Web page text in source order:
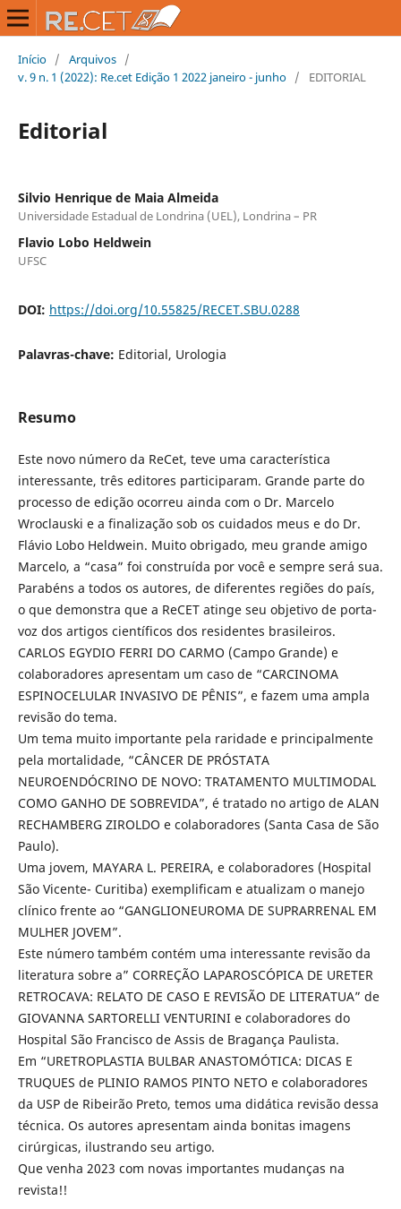
Início / Arquivos /
v. 9 n. 1 (2022): Re.cet Edição 1 2022 janeiro - junho / EDITORIAL
Editorial
Silvio Henrique de Maia Almeida
Universidade Estadual de Londrina (UEL), Londrina – PR
Flavio Lobo Heldwein
UFSC
DOI: https://doi.org/10.55825/RECET.SBU.0288
Palavras-chave: Editorial, Urologia
Resumo
Este novo número da ReCet, teve uma característica
interessante, três editores participaram. Grande parte do
processo de edição ocorreu ainda com o Dr. Marcelo
Wroclauski e a finalização sob os cuidados meus e do Dr.
Flávio Lobo Heldwein. Muito obrigado, meu grande amigo
Marcelo, a “casa” foi construída por você e sempre será sua.
Parabéns a todos os autores, de diferentes regiões do país,
o que demonstra que a ReCET atinge seu objetivo de porta-
voz dos artigos científicos dos residentes brasileiros.
CARLOS EGYDIO FERRI DO CARMO (Campo Grande) e
colaboradores apresentam um caso de “CARCINOMA
ESPINOCELULAR INVASIVO DE PÊNIS”, e fazem uma ampla
revisão do tema.
Um tema muito importante pela raridade e principalmente
pela mortalidade, “CÂNCER DE PRÓSTATA
NEUROENDÓCRINO DE NOVO: TRATAMENTO MULTIMODAL
COMO GANHO DE SOBREVIDA”, é tratado no artigo de ALAN
RECHAMBERG ZIROLDO e colaboradores (Santa Casa de São
Paulo).
Uma jovem, MAYARA L. PEREIRA, e colaboradores (Hospital
São Vicente- Curitiba) exemplificam e atualizam o manejo
clínico frente ao “GANGLIONEUROMA DE SUPRARRENAL EM
MULHER JOVEM”.
Este número também contém uma interessante revisão da
literatura sobre a” CORREÇÃO LAPAROSCÓPICA DE URETER
RETROCAVA: RELATO DE CASO E REVISÃO DE LITERATUA” de
GIOVANNA SARTORELLI VENTURINI e colaboradores do
Hospital São Francisco de Assis de Bragança Paulista.
Em “URETROPLASTIA BULBAR ANASTOMÓTICA: DICAS E
TRUQUES de PLINIO RAMOS PINTO NETO e colaboradores
da USP de Ribeirão Preto, temos uma didática revisão dessa
técnica. Os autores apresentam ainda bonitas imagens
cirúrgicas, ilustrando seu artigo.
Que venha 2023 com novas importantes mudanças na
revista!!